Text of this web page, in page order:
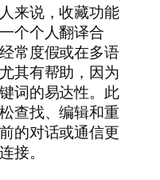
来说，收藏功能
个个人翻译合
常度假或在多语
其有帮助，因为
词的易达性。此
查找、编辑和重
的对话或通信更
接。